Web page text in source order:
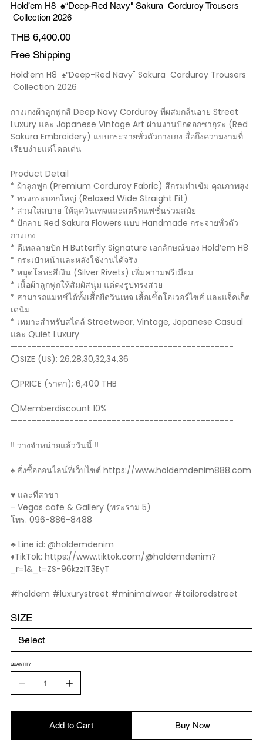
Hold’em H8 ♠️“Deep-Red Navy" Sakura Corduroy Trousers
Collection 2026
Price
THB 6,400.00
Free Shipping
Hold’em H8 ♠️“Deep-Red Navy" Sakura Corduroy Trousers
Collection 2026
กางเกงผ้าลูกฟูกสี Deep Navy Corduroy ที่ผสมกลิ่นอาย Street
Luxury และ Japanese Vintage Art ผ่านงานปักดอกซากุระ (Red
Sakura Embroidery) แบบกระจายทั่วตัวกางเกง สื่อถึงความงามที่
เรียบง่ายแต่โดดเด่น
Product Detail
* ผ้าลูกฟูก (Premium Corduroy Fabric) สีกรมท่าเข้ม คุณภาพสูง
* ทรงกระบอกใหญ่ (Relaxed Wide Straight Fit)
* สวมใส่สบาย ให้ลุควินเทจและสตรีทแฟชั่นร่วมสมัย
* ปักลาย Red Sakura Flowers แบบ Handmade กระจายทั่วตัว
กางเกง
* ดีเทลลายปัก H Butterfly Signature เอกลักษณ์ของ Hold’em H8
* กระเป๋าหน้าและหลังใช้งานได้จริง
* หมุดโลหะสีเงิน (Silver Rivets) เพิ่มความพรีเมียม
* เนื้อผ้าลูกฟูกให้สัมผัสนุ่ม แต่คงรูปทรงสวย
* สามารถแมทช์ได้ทั้งเสื้อยืดวินเทจ เสื้อเชิ้ตโอเวอร์ไซส์ และแจ็คเก็ต
เดนิม
* เหมาะสำหรับสไตล์ Streetwear, Vintage, Japanese Casual
และ Quiet Luxury
—----------------------------------------------
⭕️SIZE (US): 26,28,30,32,34,36
⭕️PRICE (ราคา): 6,400 THB
⭕️Memberdiscount 10%
—----------------------------------------------
‼️ วางจำหน่ายแล้ววันนี้ ‼️
♠️ สั่งซื้อออนไลน์ที่เว็บไซต์ https://www.holdemdenim888.com
♥️ และที่สาขา
- Vegas cafe & Gallery (พระราม 5)
โทร. 096-886-8488
♣️ Line id: @holdemdenim
♦️TikTok: https://www.tiktok.com/@holdemdenim?
_r=1&_t=ZS-96kzzIT3EyT
#holdem #luxurystreet #minimalwear #tailoredstreet
SIZE
QUANTITY
Add to Cart Buy Now